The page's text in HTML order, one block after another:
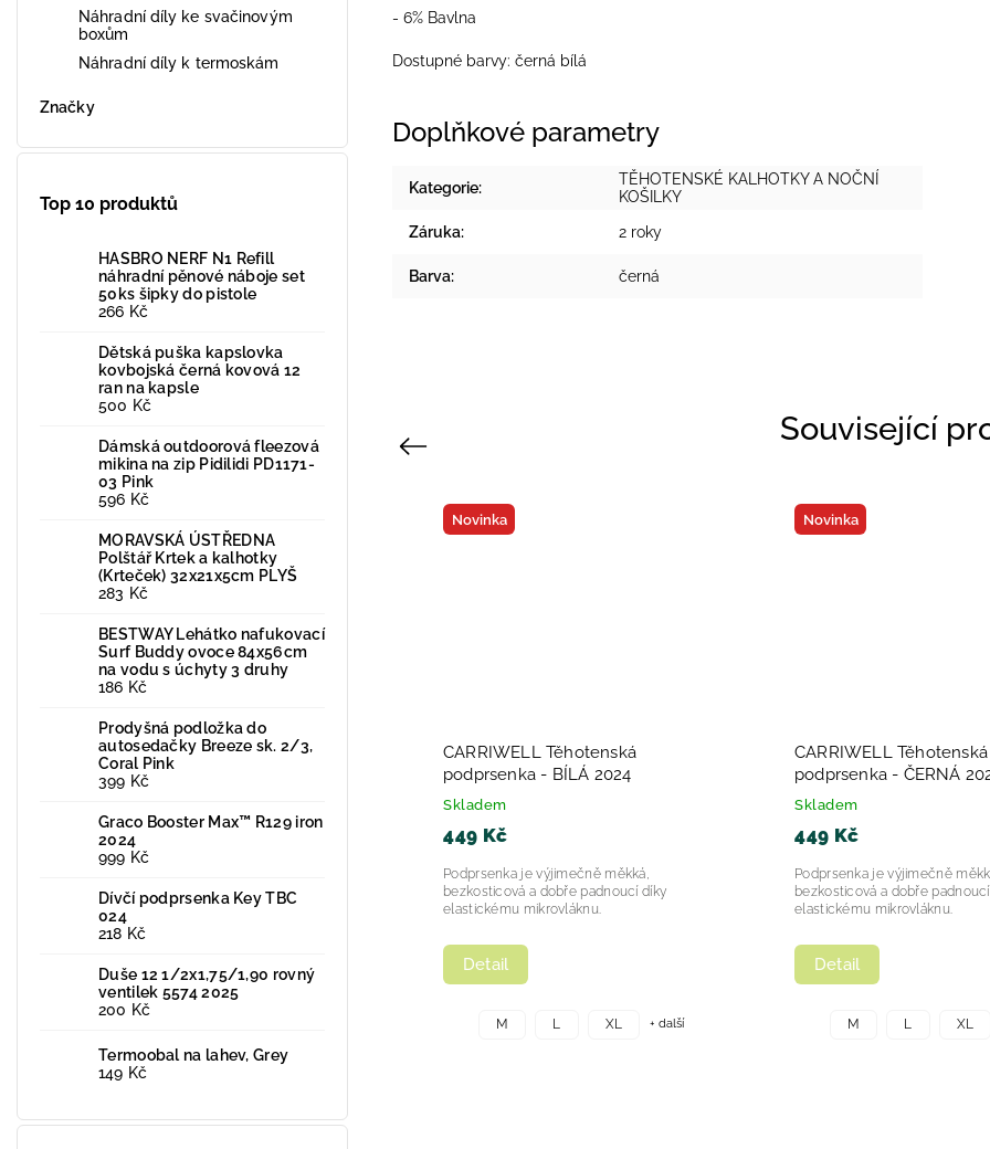
Náhradní díly ke svačinovým
boxům
Náhradní díly k termoskám
Značky
Top 10 produktů
HASBRO NERF N1 Refill
náhradní pěnové náboje set
50ks šipky do pistole
266 Kč
Dětská puška kapslovka
kovbojská černá kovová 12
ran na kapsle
500 Kč
Dámská outdoorová fleezová
mikina na zip Pidilidi PD1171-
03 Pink
596 Kč
MORAVSKÁ ÚSTŘEDNA
Polštář Krtek a kalhotky
(Krteček) 32x21x5cm PLYŠ
283 Kč
BESTWAY Lehátko nafukovací
Surf Buddy ovoce 84x56cm
na vodu s úchyty 3 druhy
186 Kč
Prodyšná podložka do
autosedačky Breeze sk. 2/3,
Coral Pink
399 Kč
Graco Booster Max™ R129 iron
2024
999 Kč
Dívčí podprsenka Key TBC
024
218 Kč
Duše 12 1/2x1,75/1,90 rovný
ventilek 5574 2025
200 Kč
Termoobal na lahev, Grey
149 Kč
- 6% Bavlna
Dostupné barvy: černá bílá
Doplňkové parametry
Kategorie:
TĚHOTENSKÉ KALHOTKY A NOČNÍ
KOŠILKY
Záruka: 2 roky
Barva: černá
Související
Previous
CARRIWELL Těhotenský
nastavitelný podpůrný pás pod
450 Kč
Detail
Novinka
CARRIWELL Těhotenská
podprsenka - BÍLÁ 2024
Skladem
449 Kč
Detail
Podprsenka je výjimečně měkká,
bezkosticová a dobře padnoucí díky
elastickému mikrovláknu.
M L XL + další
Novinka
CARRIWELL Těhotenská
podprsenka -
Skladem
449 Kč
Detail
Podprsenka je výjimečně
bezkosticová a dobře
elastickému mikrovláknu.
M L XL